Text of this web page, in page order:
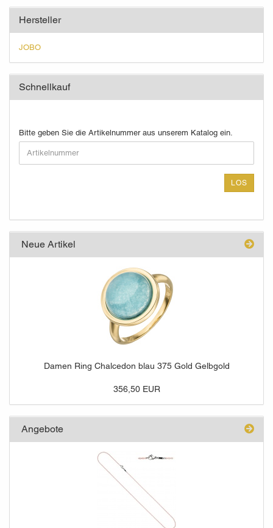
Hersteller
JOBO
Schnellkauf
BITTE
GEBEN
SIE
DIE
EIN.
Bitte geben Sie die Artikelnummer aus unserem Katalog ein.
LOS
Neue Artikel
Damen Ring Chalcedon blau 375 Gold Gelbgold
356,50 EUR
Angebote